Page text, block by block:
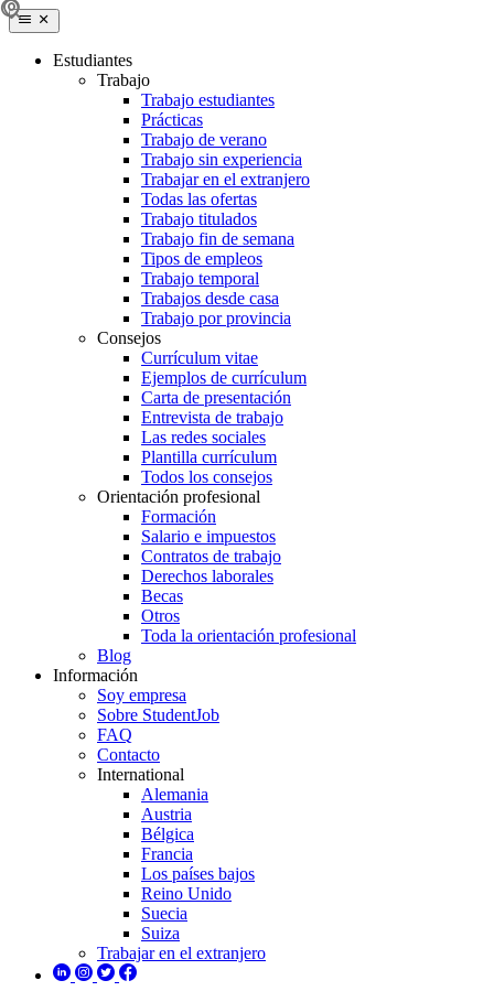
Estudiantes
Trabajo
Trabajo estudiantes
Prácticas
Trabajo de verano
Trabajo sin experiencia
Trabajar en el extranjero
Todas las ofertas
Trabajo titulados
Trabajo fin de semana
Tipos de empleos
Trabajo temporal
Trabajos desde casa
Trabajo por provincia
Consejos
Currículum vitae
Ejemplos de currículum
Carta de presentación
Entrevista de trabajo
Las redes sociales
Plantilla currículum
Todos los consejos
Orientación profesional
Formación
Salario e impuestos
Contratos de trabajo
Derechos laborales
Becas
Otros
Toda la orientación profesional
Blog
Información
Soy empresa
Sobre StudentJob
FAQ
Contacto
International
Alemania
Austria
Bélgica
Francia
Los países bajos
Reino Unido
Suecia
Suiza
Trabajar en el extranjero